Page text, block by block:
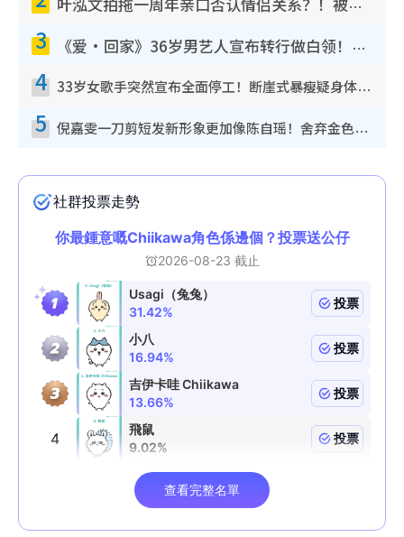
叶泓文拍拖一周年亲口否认情侣关系？！被质疑感情造假竟称GM“普通同事”
3 《爱·回家》36岁男艺人宣布转行做白领！卸下艺人身份回归素人平淡生活
4 33岁女歌手突然宣布全面停工！断崖式暴瘦疑身体亮红灯！声明曝：将暂时淡出
5 倪嘉雯一刀剪短发新形象更加像陈自瑶！舍弃金色长发造型气质大变超惊喜